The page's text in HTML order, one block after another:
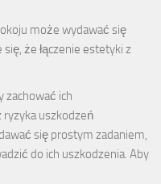
może wydawać się
że łączenie estetyki z
zachować ich
uszkodzeń
się prostym zadaniem,
do ich uszkodzenia. Aby